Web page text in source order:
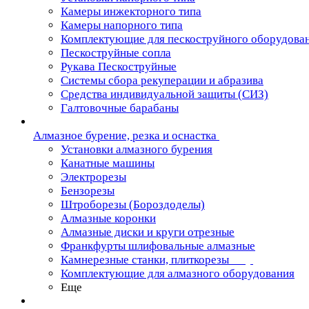
Камеры инжекторного типа
Камеры напорного типа
Комплектующие для пескоструйного
Пескоструйные сопла
Рукава Пескоструйные
Системы сбора рекуперации и абразива
Средства индивидуальной защиты (СИЗ)
Галтовочные барабаны
Алмазное бурение, резка и оснастка
Установки алмазного бурения
Канатные машины
Электрорезы
Бензорезы
Штроборезы (Бороздоделы)
Алмазные коронки
Алмазные диски и круги отрезные
Франкфурты шлифовальные алмазные
Камнерезные станки, плиткорезы
Комплектующие для алмазного оборудования
Еще